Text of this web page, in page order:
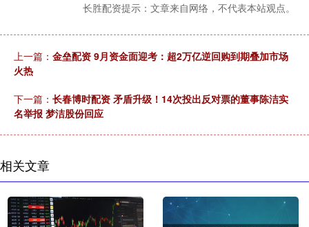
长胜配资提示：文章来自网络，不代表本站观点。
上一篇： 金垒配资 9月资金面迎考：超2万亿逆回购到期叠加市场
火热
下一篇： 长春博时配资 矛盾升级！14次投出反对票的董事陈洁实
名举报 梦洁股份回应
相关文章